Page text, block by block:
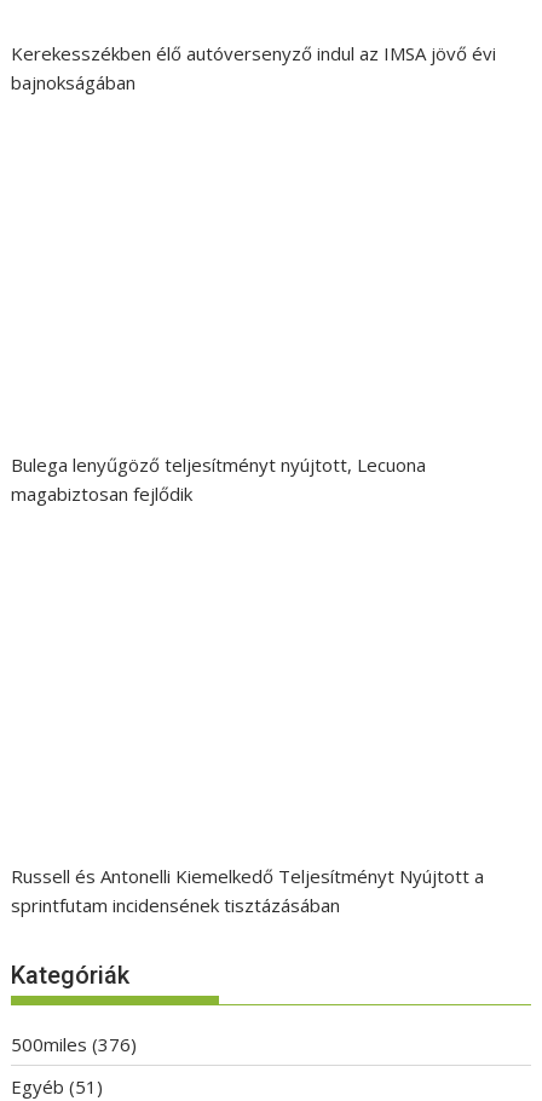
Kerekesszékben élő autóversenyző indul az IMSA jövő évi
bajnokságában
Bulega lenyűgöző teljesítményt nyújtott, Lecuona
magabiztosan fejlődik
Russell és Antonelli Kiemelkedő Teljesítményt Nyújtott a
sprintfutam incidensének tisztázásában
Kategóriák
500miles (376)
Egyéb (51)